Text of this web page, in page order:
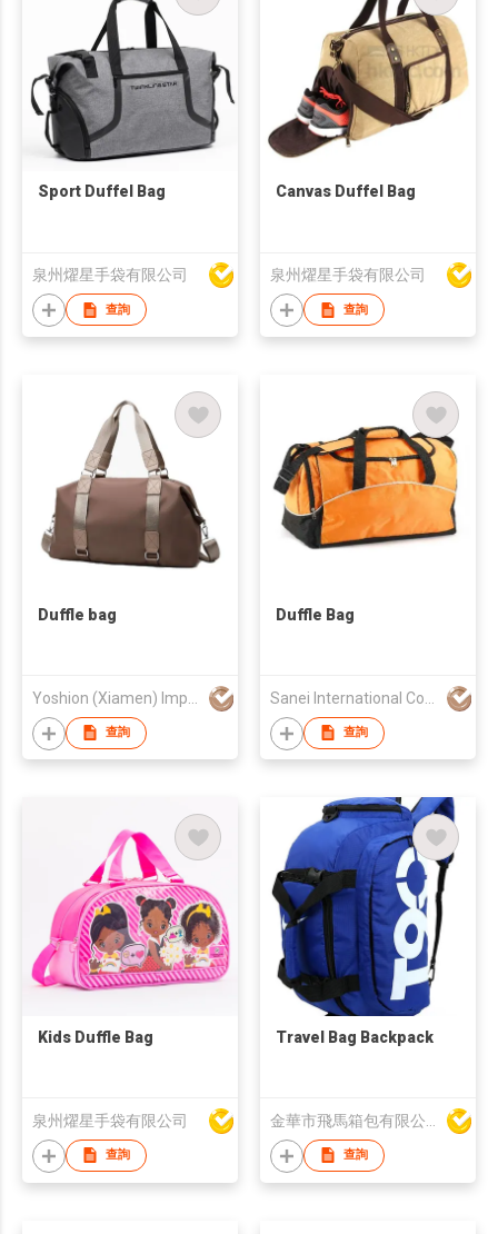
Sport Duffel Bag
泉州燿星手袋有限公司
查詢
Canvas Duffel Bag
泉州燿星手袋有限公司
查詢
Duffle bag
查詢
Duffle Bag
查詢
Kids Duffle Bag
泉州燿星手袋有限公司
查詢
Travel Bag Backpack
查詢